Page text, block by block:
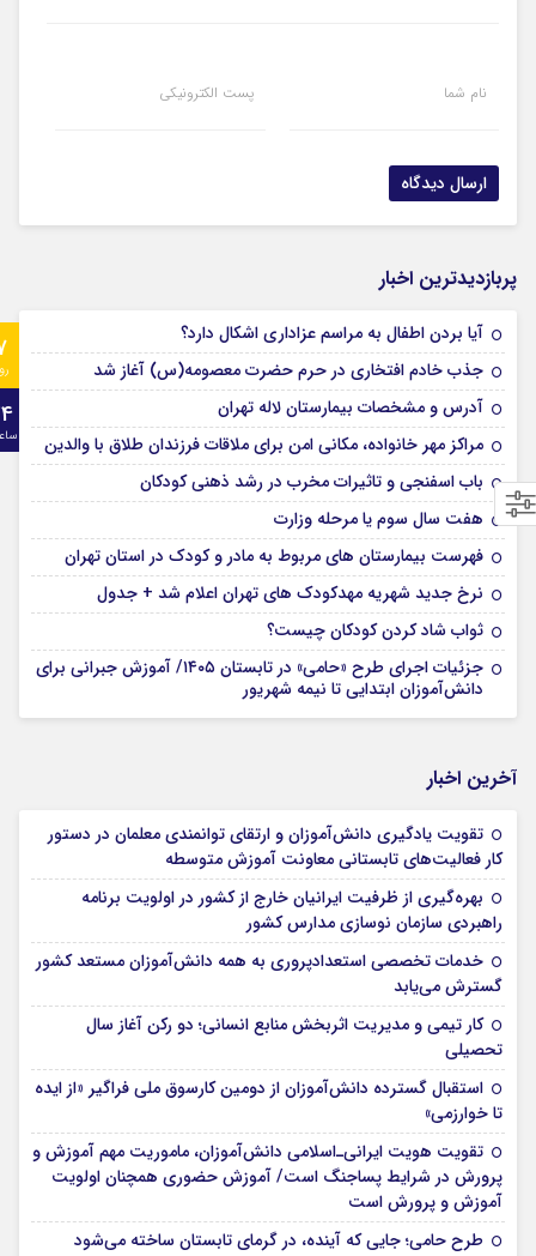
نام شما پست الکترونیکی
پربازدیدترین اخبار
آیا بردن اطفال به مراسم عزادارى اشکال دارد؟
جذب خادم افتخاری در حرم حضرت معصومه(س) آغاز شد
آدرس و مشخصات بیمارستان لاله تهران
مراکز مهر خانواده، مکانی امن برای ملاقات فرزندان طلاق با والدین
باب اسفنجی و تاثیرات مخرب در رشد ذهنی کودکان
هفت سال سوم یا مرحله وزارت
فهرست بیمارستان های مربوط به مادر و کودک در استان تهران
نرخ جدید شهریه مهدکودک های تهران اعلام شد + جدول
ثواب شاد کردن کودکان چیست؟
جزئیات اجرای طرح «حامی» در تابستان ۱۴۰۵/ آموزش جبرانی برای
دانش‌آموزان ابتدایی تا نیمه شهریور
آخرین اخبار
تقویت یادگیری دانش‌آموزان و ارتقای توانمندی معلمان در دستور
کار فعالیت‌های تابستانی معاونت آموزش متوسطه
بهره‌گیری از ظرفیت ایرانیان خارج از کشور در اولویت برنامه
راهبردی سازمان نوسازی مدارس کشور
خدمات تخصصی استعدادپروری به همه دانش‌آموزان مستعد کشور
گسترش می‌یابد
کار تیمی و مدیریت اثربخش منابع انسانی؛ دو رکن آغاز سال
تحصیلی
استقبال گسترده دانش‌آموزان از دومین کارسوق ملی فراگیر «از ایده
تا خوارزمی»
تقویت هویت ایرانی‌ـ‌اسلامی دانش‌آموزان، ماموریت مهم آموزش و
پرورش در شرایط پساجنگ است/ آموزش حضوری همچنان اولویت
آموزش و پرورش است
طرح حامی؛ جایی که آینده، در گرمای تابستان ساخته می‌شود